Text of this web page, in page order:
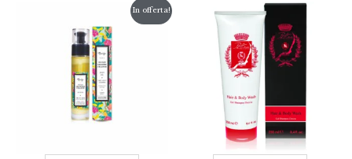
In offerta!
prezzo
originale
era:
€19,90.
Il
prezzo